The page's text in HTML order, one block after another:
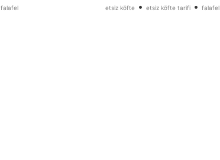
falafel etsiz köfte• etsiz köfte tarifi• falafel